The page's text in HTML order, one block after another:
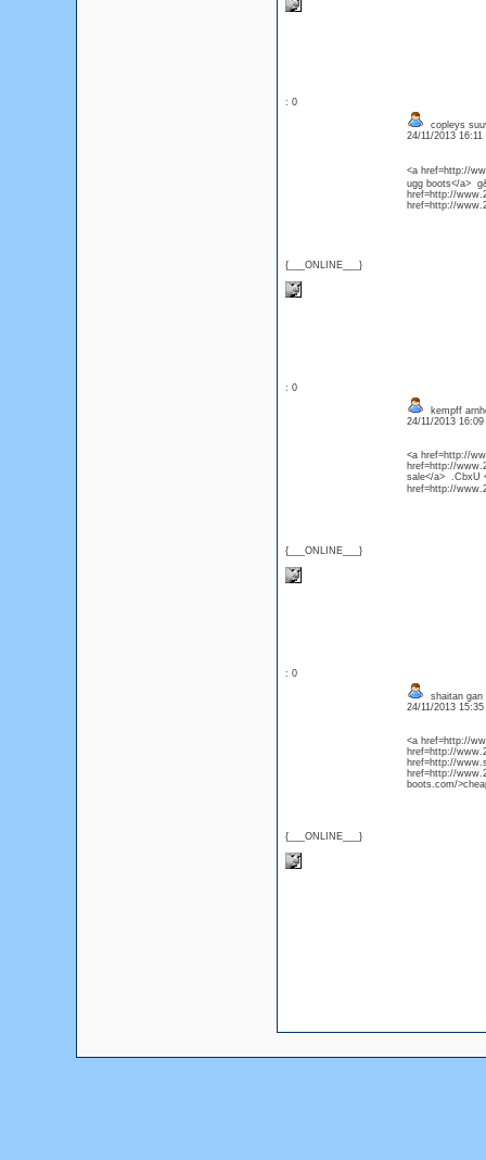
: 0
{___ONLINE___}
copleys
24/11/2013 16:11
<a href=http://
ugg boots</a>
href=http://
href=http://
: 0
{___ONLINE___}
kempff
24/11/2013
<a href=http://
href=http://
sale</a> .CbxU
href=http://
: 0
{___ONLINE___}
shaitan gan
24/11/2013
<a href=http://
href=http://
href=http://
href=http://
boots.com/